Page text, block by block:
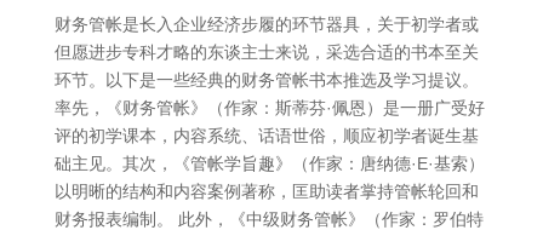
财务管帐是长入企业经济步履的环节器具，关于初学者或
但愿进步专科才略的东谈主士来说，采选合适的书本至关
环节。以下是一些经典的财务管帐书本推选及学习提议。
率先，《财务管帐》（作家：斯蒂芬·佩恩）是一册广受好
评的初学课本，内容系统、话语世俗，顺应初学者诞生基
础主见。其次，《管帐学旨趣》（作家：唐纳德·E·基索）
以明晰的结构和内容案例著称，匡助读者掌持管帐轮回和
财务报表编制。 此外，《中级财务管帐》（作家：罗伯特